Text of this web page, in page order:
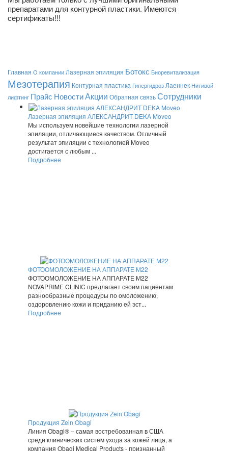
препаратами для контурной пластики. Имеются
сертификаты!!!
Главная О компании Лазерная эпиляция Ботокс Биоревитализация
Мезотерапия Контурная пластика Гипергидроз Лаеннек Нитивой
лифтинг Прайс НовостиАкции Обратная связьСотрудники
Лазерная эпиляция АЛЕКСАНДРИТ DEKA Moveo
Мы используем новейшие технологии лазерной
эпиляции, отличающиеся качеством. Отличный
результат эпиляции с технологией Moveo
достигается с любым ...
Подробнее
ФОТООМОЛОЖЕНИЕ НА АППАРАТЕ М22
ФОТООМОЛОЖЕНИЕ НА АППАРАТЕ М22
NOVAPRIME CLINIC предлагает своим пациентам
разнообразные процедуры по омоложению,
оздоровлению кожи и приданию ей эст...
Подробнее
Продукция Zein Obagi
Линия Obagi® – самая востребованная в США
среди клинических систем ухода за кожей лица, а
компания Obagi Medical Products - признанный